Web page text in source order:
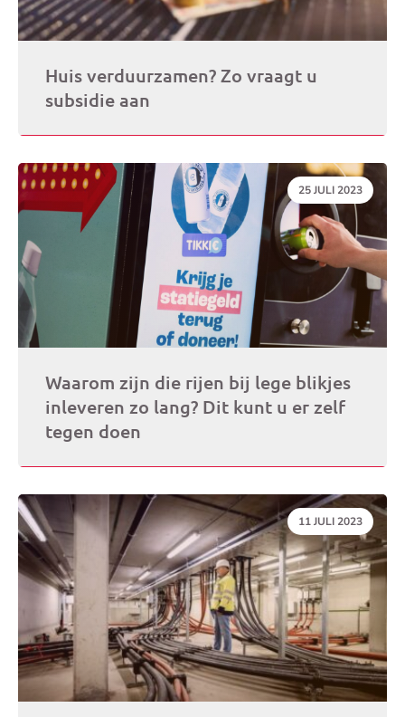
Huis verduurzamen? Zo vraagt u
subsidie aan
DATUM:
25 JULI 2023
Waarom zijn die rijen bij lege blikjes
inleveren zo lang? Dit kunt u er zelf
tegen doen
DATUM:
11 JULI 2023